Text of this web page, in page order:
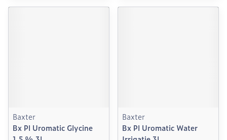
Baxter
Bx Pl Uromatic Glycine
Baxter
Bx Pl Uromatic Water